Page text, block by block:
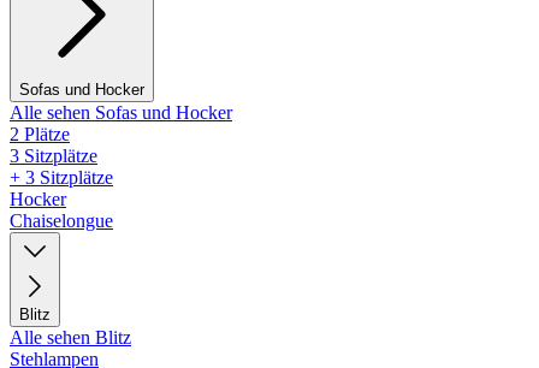
Sofas und Hocker
Alle sehen Sofas und Hocker
2 Plätze
3 Sitzplätze
+ 3 Sitzplätze
Hocker
Chaiselongue
Blitz
Alle sehen Blitz
Stehlampen